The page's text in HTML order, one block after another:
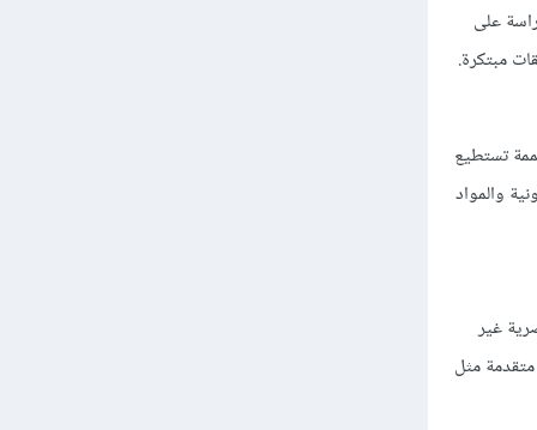
على
مبتكرة.
تستطيع
والمواد
غير
مثل